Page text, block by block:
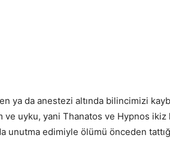
ya da anestezi altında bilincimizi
ve uyku, yani Thanatos ve Hypnos
unutma edimiyle ölümü önceden